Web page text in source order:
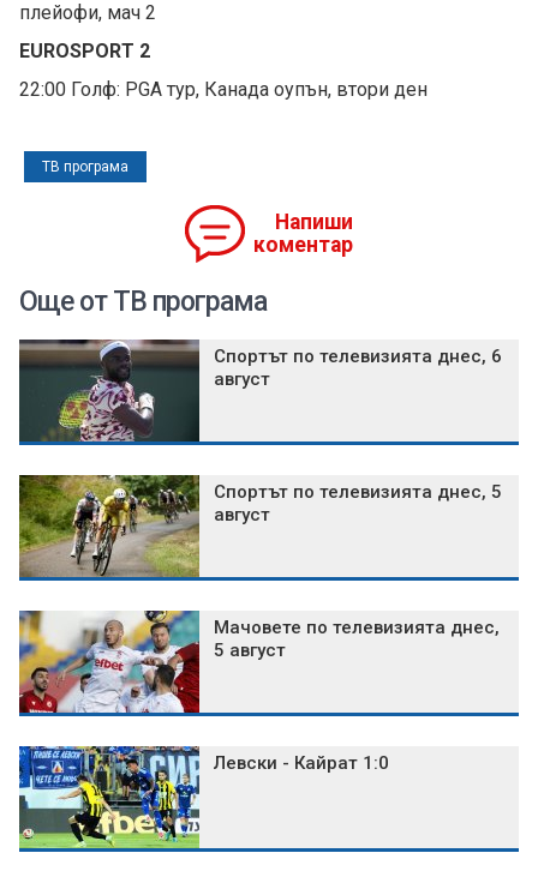
плейофи, мач 2
EUROSPORT 2
22:00 Голф: PGA тур, Канада оупън, втори ден
ТВ програма
Напиши
коментар
Още от ТВ програма
Спортът по телевизията днес, 6
август
Спортът по телевизията днес, 5
август
Мачовете по телевизията днес,
5 август
Левски - Кайрат 1:0